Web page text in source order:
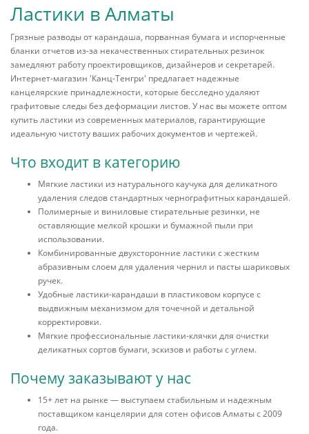
Ластики в Алматы
Грязные разводы от карандаша, порванная бумага и испорченные
бланки отчетов из-за некачественных стирательных резинок
замедляют работу проектировщиков, дизайнеров и секретарей.
Интернет-магазин 'Канц-Тенгри' предлагает надежные
канцелярские принадлежности, которые бесследно удаляют
графитовые следы без деформации листов. У нас вы можете оптом
купить ластики из современных материалов, гарантирующие
идеальную чистоту ваших рабочих документов и чертежей.
Что входит в категорию
Мягкие ластики из натурального каучука для деликатного
удаления следов стандартных чернографитных карандашей.
Полимерные и виниловые стирательные резинки, не
оставляющие мелкой крошки и бумажной пыли при
использовании.
Комбинированные двухсторонние ластики с жестким
абразивным слоем для удаления чернил и пасты шариковых
ручек.
Удобные ластики-карандаши в пластиковом корпусе с
выдвижным механизмом для точечной и детальной
корректировки.
Мягкие профессиональные ластики-клячки для очистки
деликатных сортов бумаги, эскизов и работы с углем.
Почему заказывают у нас
15+ лет на рынке — выступаем стабильным и надежным
поставщиком канцелярии для сотен офисов Алматы с 2009
года.